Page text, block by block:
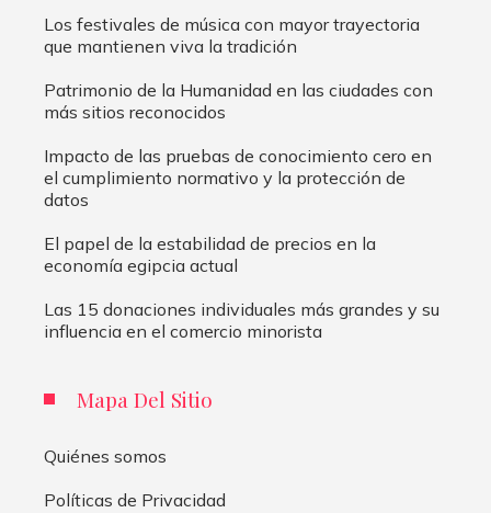
Los festivales de música con mayor trayectoria
que mantienen viva la tradición
Patrimonio de la Humanidad en las ciudades con
más sitios reconocidos
Impacto de las pruebas de conocimiento cero en
el cumplimiento normativo y la protección de
datos
El papel de la estabilidad de precios en la
economía egipcia actual
Las 15 donaciones individuales más grandes y su
influencia en el comercio minorista
Mapa Del Sitio
Quiénes somos
Políticas de Privacidad